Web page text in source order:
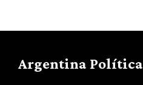
Argentina Política